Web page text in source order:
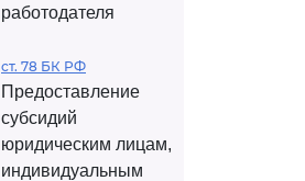
работодателя
ст. 78 БК РФ
Предоставление
субсидий
юридическим лицам,
индивидуальным